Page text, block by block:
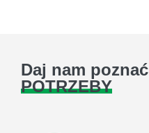
Daj nam poznać
POTRZEBY